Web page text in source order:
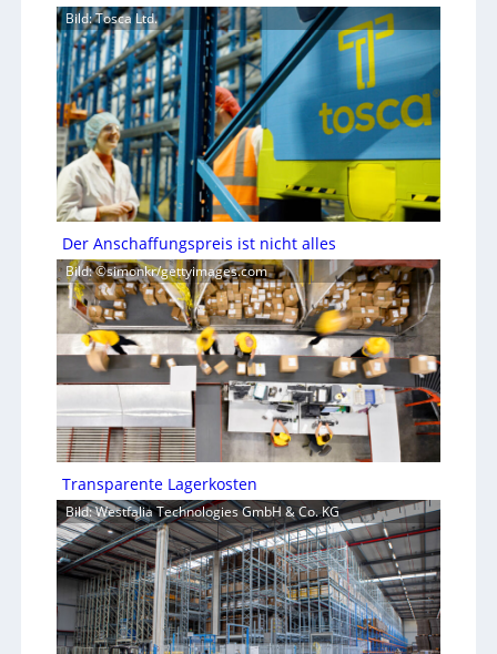
Bild: Tosca Ltd.
Der Anschaffungspreis ist nicht alles
Bild: ©simonkr/gettyimages.com
Transparente Lagerkosten
Bild: Westfalia Technologies GmbH & Co. KG